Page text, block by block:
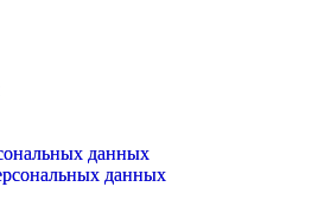
данных
данных